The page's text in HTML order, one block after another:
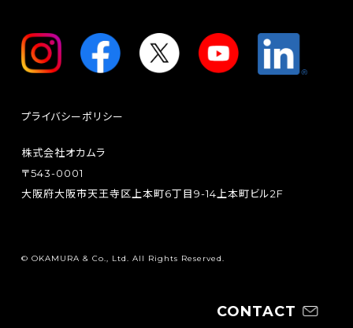
CONTACT
プライバシーポリシー
株式会社オカムラ
〒543-0001
大阪府大阪市天王寺区上本町6丁目9-14上本町ビル2F
© OKAMURA & Co., Ltd. All Rights Reserved.